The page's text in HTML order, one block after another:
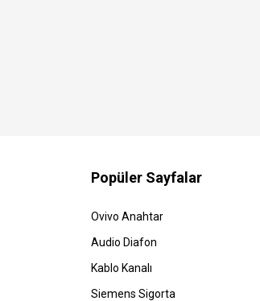
Popüler Sayfalar
Ovivo Anahtar
Audio Diafon
Kablo Kanalı
Siemens Sigorta